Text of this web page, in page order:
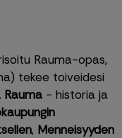
Rauma-opas,
tekee toiveidesi
Rauma - historia ja
, Menneisyyden